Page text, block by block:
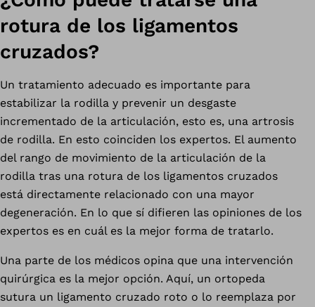
rotura de los ligamentos
cruzados?
Un tratamiento adecuado es importante para
estabilizar la rodilla y prevenir un desgaste
incrementado de la articulación, esto es, una artrosis
de rodilla. En esto coinciden los expertos. El aumento
del rango de movimiento de la articulación de la
rodilla tras una rotura de los ligamentos cruzados
está directamente relacionado con una mayor
degeneración. En lo que sí difieren las opiniones de los
expertos es en cuál es la mejor forma de tratarlo.
Una parte de los médicos opina que una intervención
quirúrgica es la mejor opción. Aquí, un ortopeda
sutura un ligamento cruzado roto o lo reemplaza por